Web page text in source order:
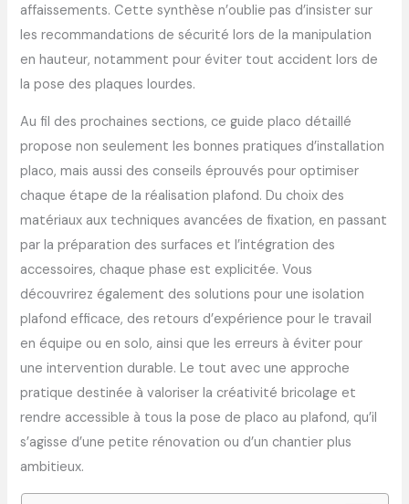
affaissements. Cette synthèse n’oublie pas d’insister sur
les recommandations de sécurité lors de la manipulation
en hauteur, notamment pour éviter tout accident lors de
la pose des plaques lourdes.
Au fil des prochaines sections, ce guide placo détaillé
propose non seulement les bonnes pratiques d’installation
placo, mais aussi des conseils éprouvés pour optimiser
chaque étape de la réalisation plafond. Du choix des
matériaux aux techniques avancées de fixation, en passant
par la préparation des surfaces et l’intégration des
accessoires, chaque phase est explicitée. Vous
découvrirez également des solutions pour une isolation
plafond efficace, des retours d’expérience pour le travail
en équipe ou en solo, ainsi que les erreurs à éviter pour
une intervention durable. Le tout avec une approche
pratique destinée à valoriser la créativité bricolage et
rendre accessible à tous la pose de placo au plafond, qu’il
s’agisse d’une petite rénovation ou d’un chantier plus
ambitieux.